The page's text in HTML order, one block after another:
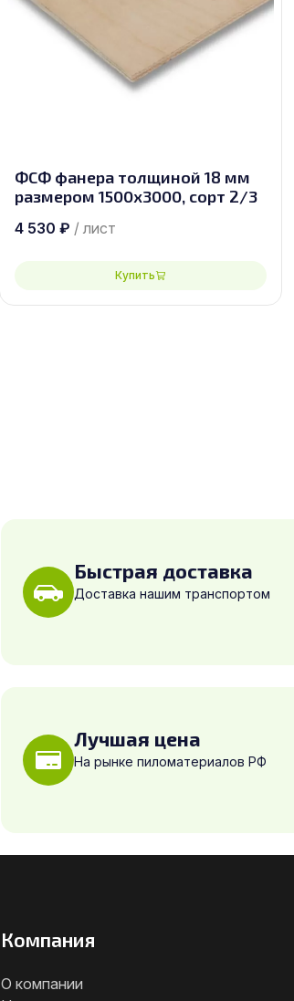
ФСФ фанера толщиной 18 мм
размером 1500х3000, сорт 2/3
4 530 ₽ / лист
Купить
Быстрая доставка
Доставка нашим транспортом
Лучшая цена
На рынке пиломатериалов РФ
Компания
О компании